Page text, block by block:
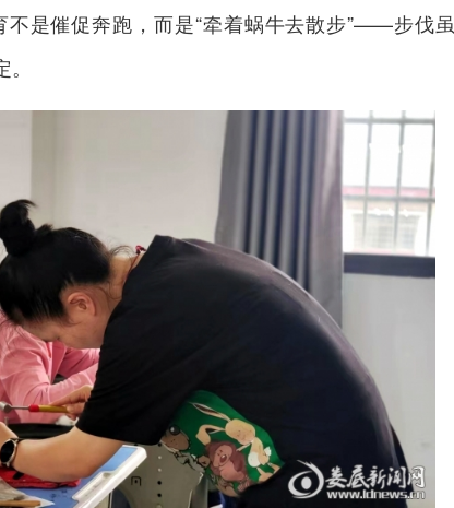
不是催促奔跑，而是“牵着蜗牛去散步”——步伐虽